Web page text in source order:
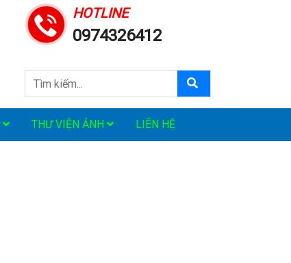
HOTLINE
0974326412
THƯ VIỆN ẢNH LIÊN HỆ